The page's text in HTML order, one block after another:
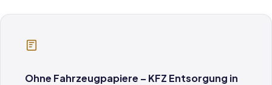
Ohne Fahrzeugpapiere – KFZ Entsorgung in